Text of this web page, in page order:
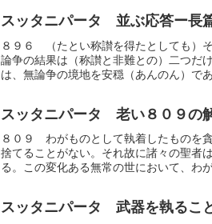
スッタニパータ 並ぶ応答ー長
８９６ （たとい称讃を得たとしても）
論争の結果は（称讃と非難との）二つだ
は、無論争の境地を安穏（あんのん）で
スッタニパータ 老い８０９の
８０９ わがものとして執着したものを
捨てることがない。それ故に諸々の聖者
る。この変化ある無常の世において、わ
スッタニパータ 武器を執るこ